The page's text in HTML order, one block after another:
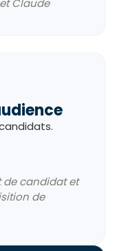
Claude
de candidat et
de